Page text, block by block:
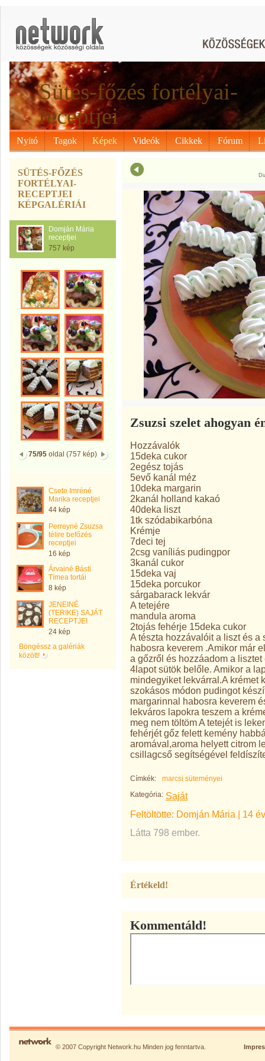
Sütés-főzés fortélyai-
receptjei
Nyitó Tagok Képek Videók Cikkek Fórum
SÜTÉS-FŐZÉS
FORTÉLYAI-
RECEPTJEI
KÉPGALÉRIÁI
Domján Mária
receptjei
757 kép
75/95 oldal (757 kép)
Csete Imréné
Marika receptjei
44 kép
Perreyné Zsuzsa
télire befőzés
receptjei
16 kép
Árvainé Básti
Tímea tortái
8 kép
JENEINÉ
(TERIKE) SAJÁT
RECEPTJEI
24 kép
Böngéssz a galériák
között!
Zsuzsi szelet ahogyan
Hozzávalók
15deka cukor
2egész tojás
5evő kanál méz
10deka margarin
2kanál holland kakaó
40deka liszt
1tk szódabikarbóna
Krémje
7deci tej
2csg vaníliás pudingpor
3kanál cukor
15deka vaj
15deka porcukor
sárgabarack lekvár
A tetejére
mandula aroma
2tojás fehérje 15deka cukor
A tészta hozzávalóit a liszt és
habosra keverem .Amikor már
a gőzről és hozzáadom a
4lapot sütök belőle. Amikor a
mindegyiket lekvárral.A krémet
szokásos módon pudingot
margarinnal habosra keverem
lekváros lapokra teszem a
meg nem töltöm A tetejét is
fehérjét gőz felett kemény
aromával,aroma helyett citrom
csillagcső segítségével
Címkék:
marcsi süteményei
Kategória: Saját
Feltöltötte: Domján Mária | 14
Látta 798 ember.
Értékeld!
Kommentáld!
© 2007 Copyright Network.hu Minden jog fenntartva.